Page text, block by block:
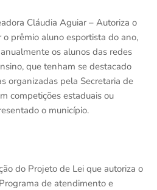
Cláudia Aguiar – Autoriza o
prêmio aluno esportista do ano,
os alunos das redes
que tenham se destacado
organizadas pela Secretaria de
competições estaduais ou
o município.
do Projeto de Lei que autoriza o
de atendimento e